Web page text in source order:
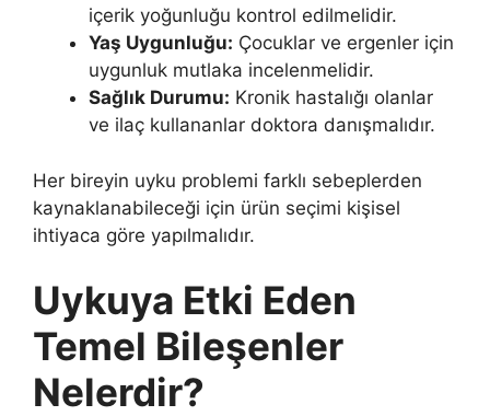
içerik yoğunluğu kontrol edilmelidir.
Yaş Uygunluğu: Çocuklar ve ergenler için
uygunluk mutlaka incelenmelidir.
Sağlık Durumu: Kronik hastalığı olanlar
ve ilaç kullananlar doktora danışmalıdır.
Her bireyin uyku problemi farklı sebeplerden
kaynaklanabileceği için ürün seçimi kişisel
ihtiyaca göre yapılmalıdır.
Uykuya Etki Eden
Temel Bileşenler
Nelerdir?